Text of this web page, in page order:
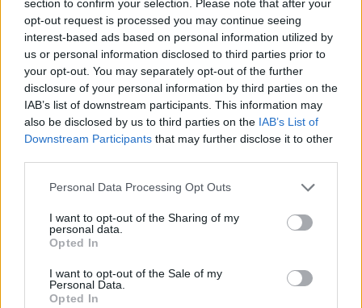
section to confirm your selection. Please note that after your
opt-out request is processed you may continue seeing
interest-based ads based on personal information utilized by
us or personal information disclosed to third parties prior to
your opt-out. You may separately opt-out of the further
disclosure of your personal information by third parties on the
IAB’s list of downstream participants. This information may
also be disclosed by us to third parties on the IAB’s List of
Downstream Participants that may further disclose it to other
Personal Data Processing Opt Outs
I want to opt-out of the Sharing of my
personal data.
Opted In
I want to opt-out of the Sale of my
Personal Data.
Opted In